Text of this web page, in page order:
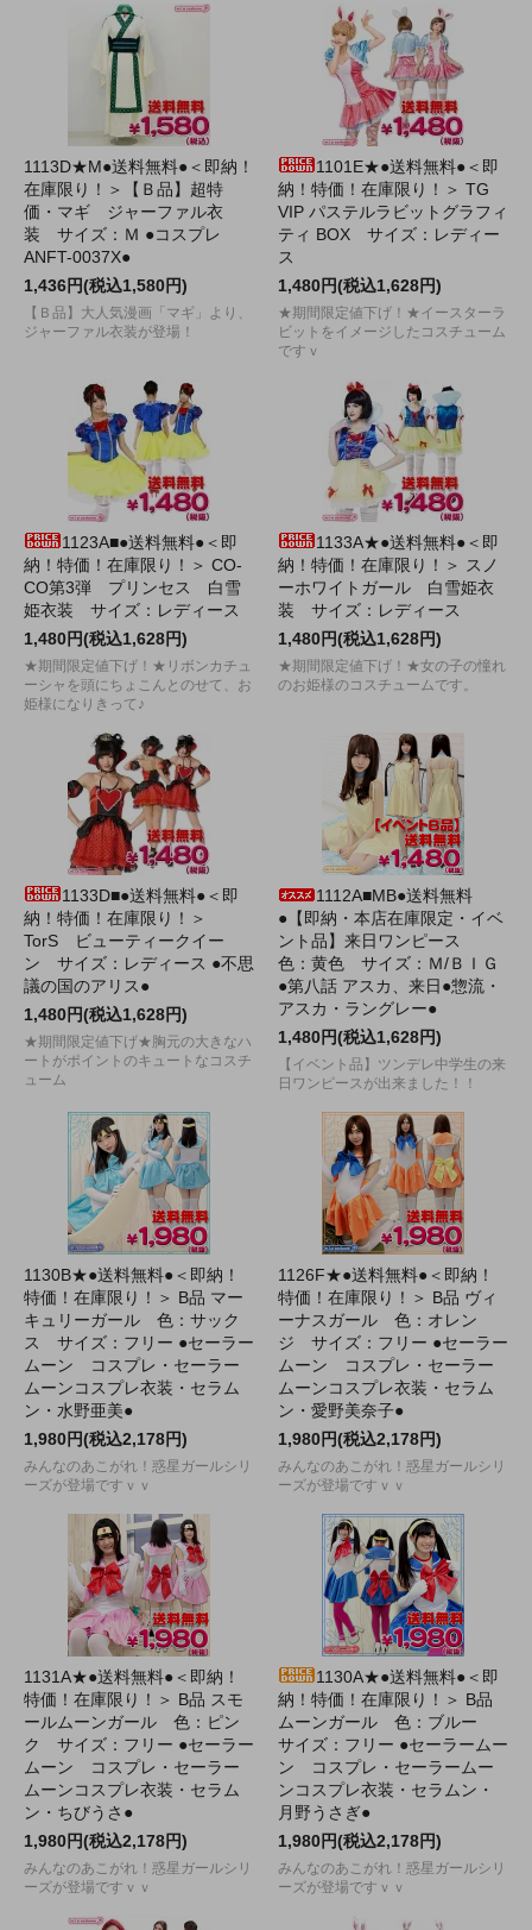
1113D★M●送料無料●＜即納！
在庫限り！＞【Ｂ品】超特
価・マギ ジャーファル衣
装 サイズ：Ｍ ●コスプレ
ANFT-0037X●
1,436円(税込1,580円)
【Ｂ品】大人気漫画「マギ」より、
ジャーファル衣装が登場！
1101E★●送料無料●＜即
納！特価！在庫限り！＞ TG
VIP パステルラビットグラフィ
ティ BOX サイズ：レディー
ス
1,480円(税込1,628円)
★期間限定値下げ！★イースターラ
ビットをイメージしたコスチューム
ですｖ
1123A■●送料無料●＜即
納！特価！在庫限り！＞ CO-
CO第3弾 プリンセス 白雪
姫衣装 サイズ：レディース
1,480円(税込1,628円)
★期間限定値下げ！★リボンカチュ
ーシャを頭にちょこんとのせて、お
姫様になりきって♪
1133A★●送料無料●＜即
納！特価！在庫限り！＞ スノ
ーホワイトガール 白雪姫衣
装 サイズ：レディース
1,480円(税込1,628円)
★期間限定値下げ！★女の子の憧れ
のお姫様のコスチュームです。
1133D■●送料無料●＜即
納！特価！在庫限り！＞
TorS ビューティークイー
ン サイズ：レディース ●不思
議の国のアリス●
1,480円(税込1,628円)
★期間限定値下げ★胸元の大きなハ
ートがポイントのキュートなコスチ
ューム
1112A■MB●送料無料
●【即納・本店在庫限定・イベ
ント品】来日ワンピース
色：黄色 サイズ：Ｍ/ＢＩＧ
●第八話 アスカ、来日●惣流・
アスカ・ラングレー●
1,480円(税込1,628円)
【イベント品】ツンデレ中学生の来
日ワンピースが出来ました！！
1130B★●送料無料●＜即納！
特価！在庫限り！＞ B品 マー
キュリーガール 色：サック
ス サイズ：フリー ●セーラー
ムーン コスプレ・セーラー
ムーンコスプレ衣装・セラム
ン・水野亜美●
1,980円(税込2,178円)
みんなのあこがれ！惑星ガールシリ
ーズが登場ですｖｖ
1126F★●送料無料●＜即納！
特価！在庫限り！＞ B品 ヴィ
ーナスガール 色：オレン
ジ サイズ：フリー ●セーラー
ムーン コスプレ・セーラー
ムーンコスプレ衣装・セラム
ン・愛野美奈子●
1,980円(税込2,178円)
みんなのあこがれ！惑星ガールシリ
ーズが登場ですｖｖ
1131A★●送料無料●＜即納！
特価！在庫限り！＞ B品 スモ
ールムーンガール 色：ピン
ク サイズ：フリー ●セーラー
ムーン コスプレ・セーラー
ムーンコスプレ衣装・セラム
ン・ちびうさ●
1,980円(税込2,178円)
みんなのあこがれ！惑星ガールシリ
ーズが登場ですｖｖ
1130A★●送料無料●＜即
納！特価！在庫限り！＞ B品
ムーンガール 色：ブルー
サイズ：フリー ●セーラームー
ン コスプレ・セーラームー
ンコスプレ衣装・セラムン・
月野うさぎ●
1,980円(税込2,178円)
みんなのあこがれ！惑星ガールシリ
ーズが登場ですｖｖ